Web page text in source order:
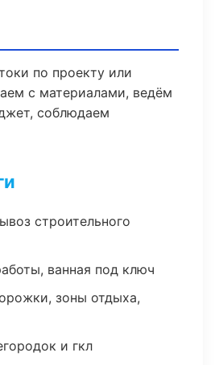
по проекту или
с материалами, ведём
соблюдаем
строительного
ванная под ключ
зоны отдыха,
и гкл